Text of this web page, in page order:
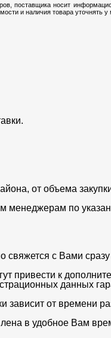
поставщика носит
и наличия товара уточнять у
от объема
менеджерам по
с Вами сразу
к
данных
от времени
в удобное Вам